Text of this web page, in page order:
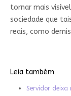
tornar mais
sociedade que
reais, como
Leia também
Servidor deixa